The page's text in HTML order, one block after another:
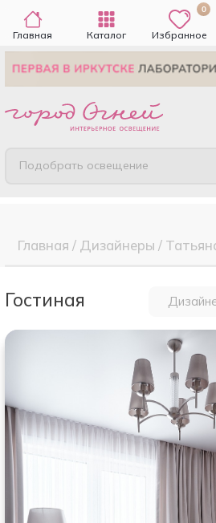
Главная Каталог
0
Избранное
Подобрать освещение
Главная / Дизайнеры /
гостиная